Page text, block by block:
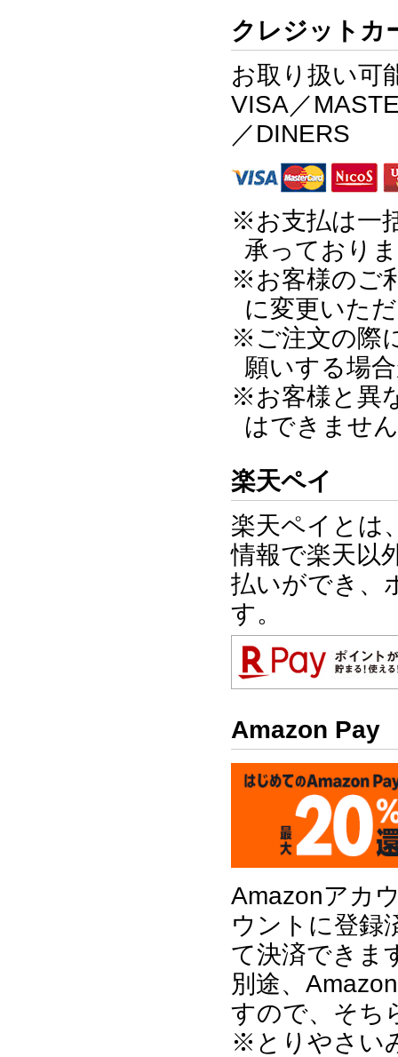
クレジットカ
お取り扱い可
VISA／
／DINERS
※お支払は一
承っており
※お客様のご
に変更いた
※ご注文の際
願いする場
※お客様と異
はできませ
楽天ペイ
楽天ペイとは
情報で楽天以
払いができ、
す。
Amazon Pay
Amazonアカ
ウントに登録
て決済できま
別途、
すので、そち
※とりやさい